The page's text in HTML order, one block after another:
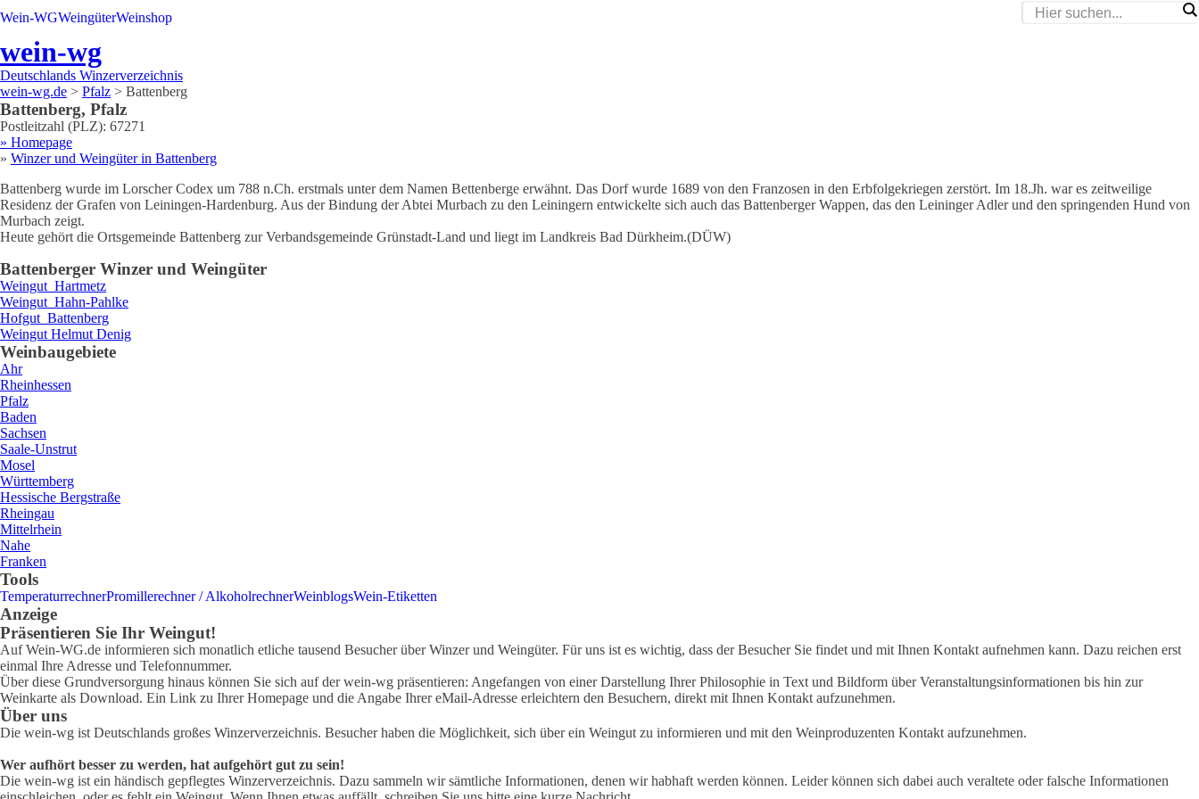
Wein-WGWeingüterWeinshop
wein-wg
Deutschlands Winzerverzeichnis
wein-wg.de > Pfalz > Battenberg
Battenberg, Pfalz
Postleitzahl (PLZ): 67271
» Homepage
» Winzer und Weingüter in Battenberg
Battenberg wurde im Lorscher Codex um 788 n.Ch. erstmals unter dem Namen Bettenberge erwähnt. Das Dorf wurde 1689 von den Franzosen in den Erbfolgekriegen zerstört. Im 18.Jh. war es zeitweilige
Residenz der Grafen von Leiningen-Hardenburg. Aus der Bindung der Abtei Murbach zu den Leiningern entwickelte sich auch das Battenberger Wappen, das den Leininger Adler und den springenden Hund von
Murbach zeigt.
Heute gehört die Ortsgemeinde Battenberg zur Verbandsgemeinde Grünstadt-Land und liegt im Landkreis Bad Dürkheim.(DÜW)
Battenberger Winzer und Weingüter
Weingut Hartmetz
Weingut Hahn-Pahlke
Hofgut Battenberg
Weingut Helmut Denig
Weinbaugebiete
Ahr
Rheinhessen
Pfalz
Baden
Sachsen
Saale-Unstrut
Mosel
Württemberg
Hessische Bergstraße
Rheingau
Mittelrhein
Nahe
Franken
Tools
TemperaturrechnerPromillerechner / AlkoholrechnerWeinblogsWein-Etiketten
Anzeige
Präsentieren Sie Ihr Weingut!
Auf Wein-WG.de informieren sich monatlich etliche tausend Besucher über Winzer und Weingüter. Für uns ist es wichtig, dass der Besucher Sie findet und mit Ihnen Kontakt aufnehmen kann. Dazu reichen erst
einmal Ihre Adresse und Telefonnummer.
Über diese Grundversorgung hinaus können Sie sich auf der wein-wg präsentieren: Angefangen von einer Darstellung Ihrer Philosophie in Text und Bildform über Veranstaltungsinformationen bis hin zur
Weinkarte als Download. Ein Link zu Ihrer Homepage und die Angabe Ihrer eMail-Adresse erleichtern den Besuchern, direkt mit Ihnen Kontakt aufzunehmen.
Über uns
Die wein-wg ist Deutschlands großes Winzerverzeichnis. Besucher haben die Möglichkeit, sich über ein Weingut zu informieren und mit den Weinproduzenten Kontakt aufzunehmen.
Wer aufhört besser zu werden, hat aufgehört gut zu sein!
Die wein-wg ist ein händisch gepflegtes Winzerverzeichnis. Dazu sammeln wir sämtliche Informationen, denen wir habhaft werden können. Leider können sich dabei auch veraltete oder falsche Informationen